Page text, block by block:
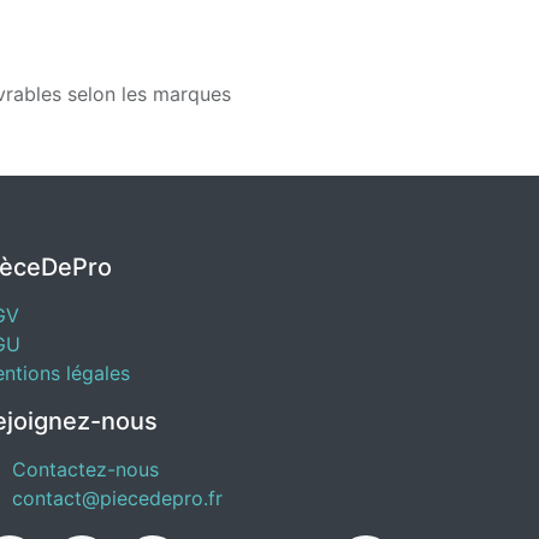
selon les marques
légales
nous
Contactez-nous
contact@piecedepro.fr